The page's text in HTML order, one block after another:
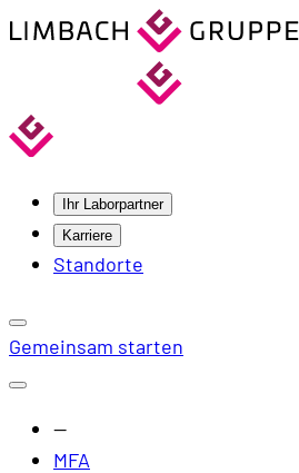
Ihr Laborpartner
Karriere
Standorte
Gemeinsam starten
—
MFA